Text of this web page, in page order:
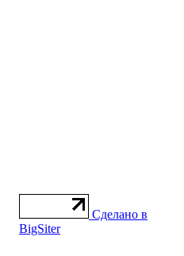
Сделано в
BigSiter